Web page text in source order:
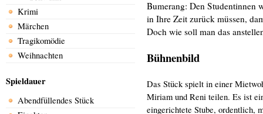
Krimi
Märchen
Tragikomödie
Weihnachten
Spieldauer
Abendfüllendes Stück
Bumerang: Den Studentinnen
in Ihre Zeit zurück müssen,
Doch wie soll man das
Bühnenbild
Das Stück spielt in einer
Miriam und Reni teilen. Es ist
eingerichtete Stube, ordentlich,